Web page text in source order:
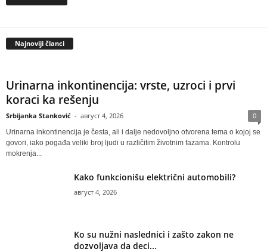
Najnoviji članci
Urinarna inkontinencija: vrste, uzroci i prvi
koraci ka rešenju
Srbijanka Stanković - август 4, 2026 0
Urinarna inkontinencija je česta, ali i dalje nedovoljno otvorena tema o kojoj se
govori, iako pogađa veliki broj ljudi u različitim životnim fazama. Kontrolu
mokrenja...
Kako funkcionišu električni automobili?
август 4, 2026
Ko su nužni naslednici i zašto zakon ne
dozvoljava da deci...